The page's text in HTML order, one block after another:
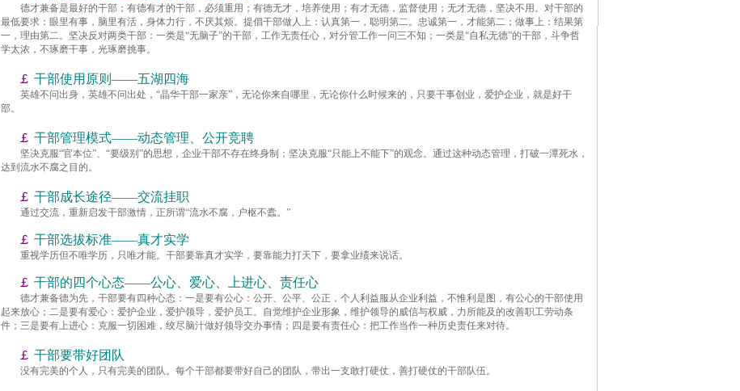
德才兼备是最好的干部；有德有才的干部，必须重用；有德无才，培养使用；有才无德，监督使用；无才无德，坚决不用。对干部的
最低要求：眼里有事，脑里有活，身体力行，不厌其烦。提倡干部做人上：认真第一，聪明第二。忠诚第一，才能第二；做事上：结果第
一，理由第二。坚决反对两类干部：一类是“无脑子”的干部，工作无责任心，对分管工作一问三不知；一类是“自私无德”的干部，斗争哲
学太浓，不琢磨干事，光琢磨挑事。
￡ 干部使用原则——五湖四海
英雄不问出身，英雄不问出处，“晶华干部一家亲”，无论你来自哪里，无论你什么时候来的，只要干事创业，爱护企业，就是好干
部。
￡ 干部管理模式——动态管理、公开竞聘
坚决克服“官本位”、“要级别”的思想，企业干部不存在终身制；坚决克服“只能上不能下”的观念。通过这种动态管理，打破一潭死水，
达到流水不腐之目的。
￡ 干部成长途径——交流挂职
通过交流，重新启发干部激情，正所谓“流水不腐，户枢不蠹。”
￡ 干部选拔标准——真才实学
重视学历但不唯学历，只唯才能。干部要靠真才实学，要靠能力打天下，要拿业绩来说话。
￡ 干部的四个心态——公心、爱心、上进心、责任心
德才兼备德为先，干部要有四种心态：一是要有公心：公开、公平、公正，个人利益服从企业利益，不惟利是图，有公心的干部使用
起来放心；二是要有爱心：爱护企业，爱护领导，爱护员工。自觉维护企业形象，维护领导的威信与权威，力所能及的改善职工劳动条
件；三是要有上进心：克服一切困难，绞尽脑汁做好领导交办事情；四是要有责任心：把工作当作一种历史责任来对待。
￡ 干部要带好团队
没有完美的个人，只有完美的团队。每个干部都要带好自己的团队，带出一支敢打硬仗，善打硬仗的干部队伍。